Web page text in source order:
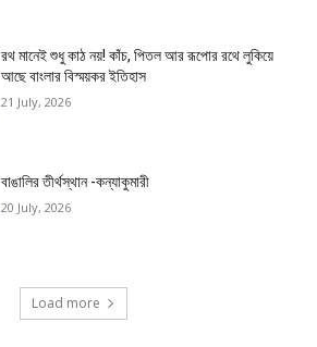
রথ মানেই শুধু কাঠ নয়! কাঁচ, পিতল আর রূপোর রথে লুকিয়ে
আছে বাংলার বিস্ময়কর ইতিহাস
21 July, 2026
বাঙালির তীর্থস্থান -কন্যাকুমারী
20 July, 2026
Load more